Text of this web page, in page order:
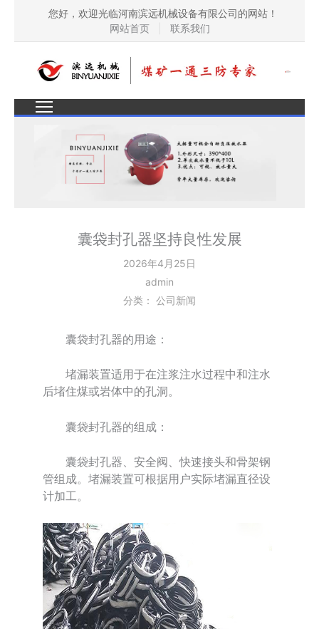
您好，欢迎光临河南滨远机械设备有限公司的网站！
网站首页
联系我们
囊袋封孔器坚持良性发展
2026年4月25日
admin
分类： 公司新闻
囊袋封孔器的用途：
堵漏装置适用于在注浆注水过程中和注水
后堵住煤或岩体中的孔洞。
囊袋封孔器的组成：
囊袋封孔器、安全阀、快速接头和骨架钢
管组成。堵漏装置可根据用户实际堵漏直径设
计加工。